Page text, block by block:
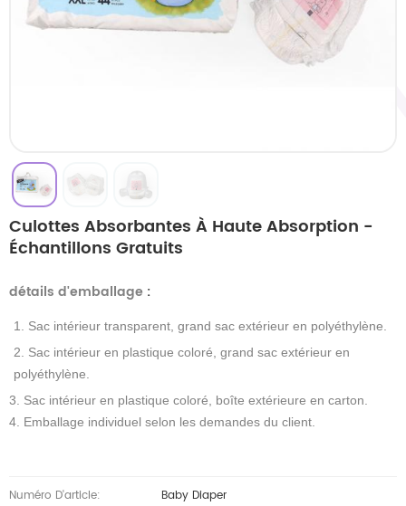
Culottes Absorbantes À Haute Absorption -
Échantillons Gratuits
détails d'emballage :
1. Sac intérieur transparent, grand sac extérieur en polyéthylène.
2. Sac intérieur en plastique coloré, grand sac extérieur en
polyéthylène.
3. Sac intérieur en plastique coloré, boîte extérieure en carton.
4. Emballage individuel selon les demandes du client.
Numéro D'article: Baby Diaper